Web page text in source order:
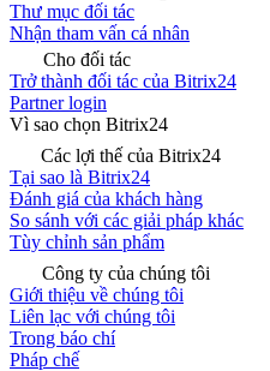
Thư mục đối tác
Nhận tham vấn cá nhân
Cho đối tác
Trở thành đối tác của Bitrix24
Partner login
Vì sao chọn Bitrix24
Các lợi thế của Bitrix24
Tại sao là Bitrix24
Đánh giá của khách hàng
So sánh với các giải pháp khác
Tùy chỉnh sản phẩm
Công ty của chúng tôi
Giới thiệu về chúng tôi
Liên lạc với chúng tôi
Trong báo chí
Pháp chế